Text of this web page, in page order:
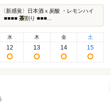
新感覚〉日本酒ｘ炭酸 ・レモンハイ
■■■■ 茶割り ■■■...
水
12
木
13
金
14
土
15